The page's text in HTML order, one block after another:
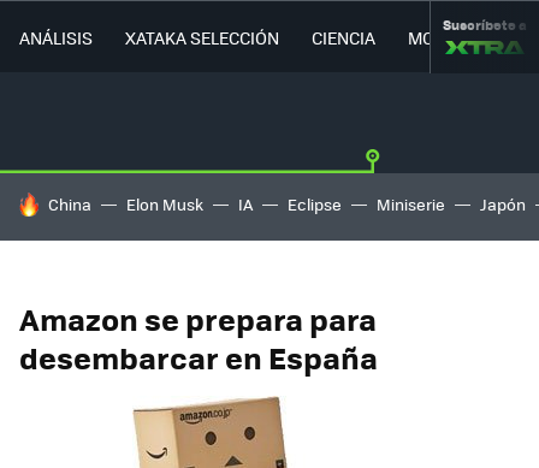
ANÁLISIS XATAKA SELECCIÓN CIENCIA MOVILIDAD
Suscríbete a
HOY SE HABLA DE
China Elon Musk IA Eclipse Miniserie Japón
Amazon se prepara para
desembarcar en España